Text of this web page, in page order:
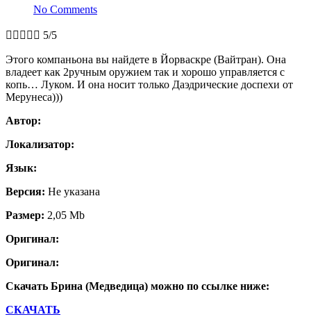
No Comments
     5/5
Этого компаньона вы найдете в Йорваскре (Вайтран). Она
владеет как 2ручным оружием так и хорошо управляется с
копь… Луком. И она носит только Даэдрические доспехи от
Мерунеса)))
Автор:
Локализатор:
Язык:
Версия: Не указана
Размер: 2,05 Mb
Оригинал:
Оригинал:
Скачать Брина (Медведица) можно по ссылке ниже:
СКАЧАТЬ